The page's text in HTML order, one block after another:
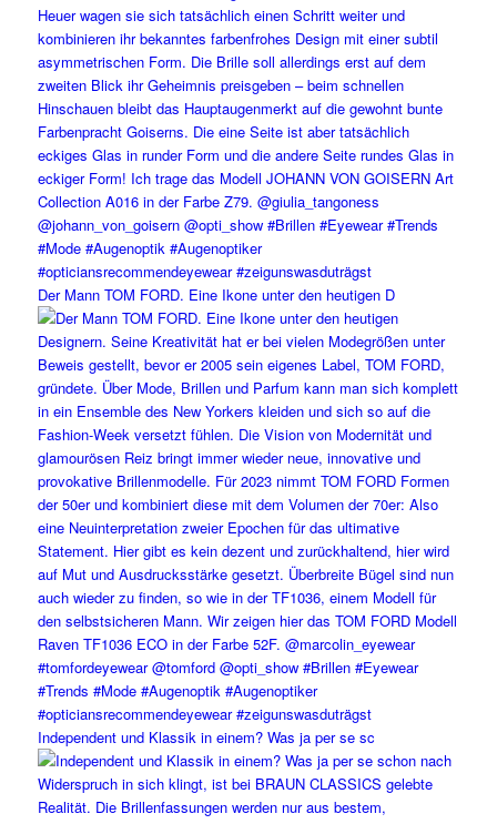
Der Mann TOM FORD. Eine Ikone unter den heutigen D
Independent und Klassik in einem? Was ja per se sc